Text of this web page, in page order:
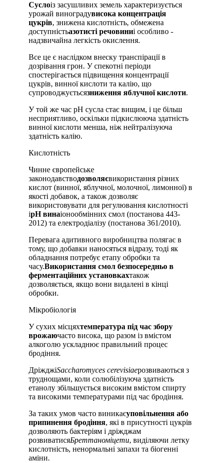
Суслоіз засушливих земель характеризується
урожай виноградувисока концентрація
цукрів, знижена кислотність, обмежена
доступністьазотисті речовиниі особливо -
надзвичайна легкість окислення.
Все це є наслідком внеску транспірації в
дозрівання грон. У спекотні періоди
спостерігається підвищення концентрації
цукрів, винної кислоти та калію, що
супроводжуєтьсязниження яблучної кислоти.
У той же час рН сусла стає вищим, і це більш
несприятливо, оскільки підкислююча здатність
винної кислоти менша, ніж нейтралізуюча
здатність калію.
Кислотність
Чинне європейське
законодавстводозволяєвикористання різних
кислот (винної, яблучної, молочної, лимонної) в
якості добавок, а також дозволяє
використовувати для регулювання кислотності
іpH винаіонообмінних смол (постанова 443-
2012) та електродіалізу (постанова 361/2010).
Перевага адитивного виробництва полягає в
тому, що добавки наносяться відразу, тоді як
обладнання потребує етапу обробки та
часу.Використання смол безпосередньо в
ферментаційних установкахтакож
дозволяється, якщо вони видалені в кінці
обробки.
Мікробіологія
У сухих місцяхтемпература під час збору
врожаючасто висока, що разом із вмістом
алкоголю ускладнює правильний процес
бродіння.
ДріжджіSaccharomyces cerevisiaeрозвиваються з
труднощами, коли солюбілізуюча здатність
етанолу збільшується високим вмістом спирту
та високими температурами під час бродіння.
За таких умов часто виникаєуповільнення або
припинення бродіння, які в присутності цукрів
дозволяють бактеріям і дріжджам
розвиватисяБреттаноміцети, виділяючи летку
кислотність, ненормальні запахи та біогенні
аміни.